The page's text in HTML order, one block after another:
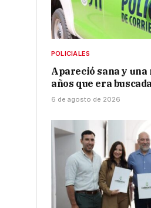
POLICIALES
Apareció sana y una
años que era
6 de agosto de 2026